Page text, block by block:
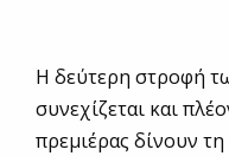
Η δεύτερη στροφή
συνεχίζεται και
πρεμιέρας δίνουν